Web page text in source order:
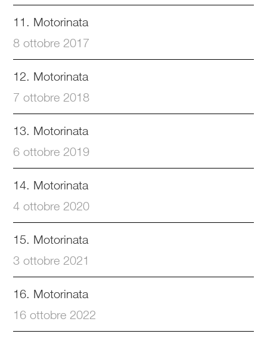
11. Motorinata
8 ottobre 2017
12. Motorinata
7 ottobre 2018
13. Motorinata
6 ottobre 2019
14. Motorinata
4 ottobre 2020
15. Motorinata
3 ottobre 2021
16. Motorinata
16 ottobre 2022